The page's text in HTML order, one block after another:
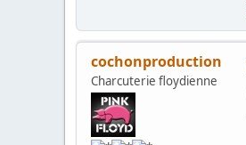
cochonproduction
Charcuterie floydienne